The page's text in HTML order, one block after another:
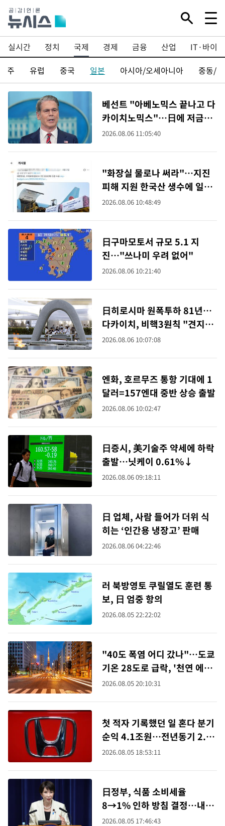
실시간 정치 국제 경제 금융 산업
IT·바이오
미주
유럽 중국 일본 아시아/오세아니아 중동/
베선트 "아베노믹스 끝나고 다
카이치노믹스"…日에 저금리
전환 촉구
2026.08.06 11:05:40
"화장실 물로나 써라"…지진
피해 지원 한국산 생수에 일부
日 누리꾼 막말
2026.08.06 10:48:49
日구마모토서 규모 5.1 지
진…"쓰나미 우려 없어"
2026.08.06 10:21:40
日히로시마 원폭투하 81년…
다카이치, 비핵3원칙 "견지하
고 있어"
2026.08.06 10:07:08
엔화, 호르무즈 통항 기대에 1
달러=157엔대 중반 상승 출발
2026.08.06 10:02:47
日증시, 美기술주 약세에 하락
출발…닛케이 0.61%↓
2026.08.06 09:18:11
日 업체, 사람 들어가 더위 식
히는 ‘인간용 냉장고’ 판매
2026.08.06 04:22:46
러 북방영토 쿠릴열도 훈련 통
보, 日 엄중 항의
2026.08.05 22:22:02
"40도 폭염 어디 갔나"…도쿄
기온 28도로 급락, '천연 에어
컨' 불었다
2026.08.05 20:10:31
첫 적자 기록했던 일 혼다 분기
순익 4.1조원…전년동기 2.3
배
2026.08.05 18:53:11
日정부, 식품 소비세율
8→1% 인하 방침 결정…내년
4월부터 2년간
2026.08.05 17:46:43